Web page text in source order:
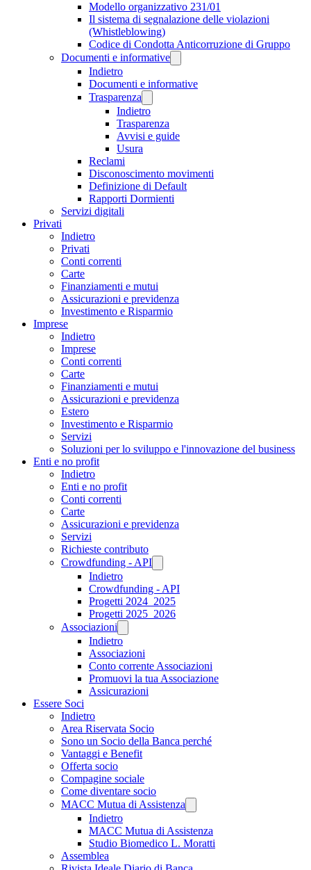
Modello organizzativo 231/01
Il sistema di segnalazione delle violazioni
(Whistleblowing)
Codice di Condotta Anticorruzione di Gruppo
Documenti e informative
Indietro
Documenti e informative
Trasparenza
Indietro
Trasparenza
Avvisi e guide
Usura
Reclami
Disconoscimento movimenti
Definizione di Default
Rapporti Dormienti
Servizi digitali
Privati
Indietro
Privati
Conti correnti
Carte
Finanziamenti e mutui
Assicurazioni e previdenza
Investimento e Risparmio
Imprese
Indietro
Imprese
Conti correnti
Carte
Finanziamenti e mutui
Assicurazioni e previdenza
Estero
Investimento e Risparmio
Servizi
Soluzioni per lo sviluppo e l'innovazione del business
Enti e no profit
Indietro
Enti e no profit
Conti correnti
Carte
Assicurazioni e previdenza
Servizi
Richieste contributo
Crowdfunding - API
Indietro
Crowdfunding - API
Progetti 2024_2025
Progetti 2025_2026
Associazioni
Indietro
Associazioni
Conto corrente Associazioni
Promuovi la tua Associazione
Assicurazioni
Essere Soci
Indietro
Area Riservata Socio
Sono un Socio della Banca perché
Vantaggi e Benefit
Offerta socio
Compagine sociale
Come diventare socio
MACC Mutua di Assistenza
Indietro
MACC Mutua di Assistenza
Studio Biomedico L. Moratti
Assemblea